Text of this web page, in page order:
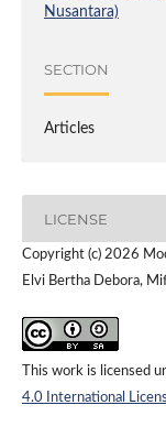
Nusantara)
SECTION
Articles
LICENSE
Copyright (c) 2026
Elvi Bertha Debora,
This work is licensed
4.0 International